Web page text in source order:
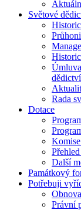
Světové
dědictví
Rada
Dotace
Další
Památkový
Potřebuji
Právní